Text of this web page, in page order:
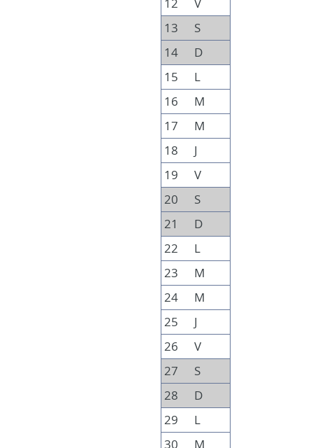
13
S
14
D
15
L
16
M
17
M
18
J
19
V
20
S
21
D
22
L
23
M
24
M
25
J
26
V
27
S
28
D
29
L
30
M